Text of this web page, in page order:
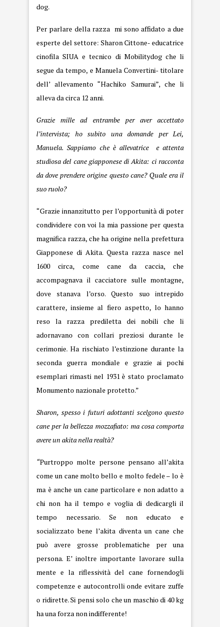
dog.
Per parlare della razza mi sono affidato a due
esperte del settore: Sharon Cittone- educatrice
cinofila SIUA e tecnico di Mobilitydog che li
segue da tempo, e Manuela Convertini- titolare
dell’ allevamento “Hachiko Samurai”, che li
alleva da circa 12 anni.
Grazie mille ad entrambe per aver accettato
l’intervista; ho subito una domande per Lei,
Manuela. Sappiamo che è allevatrice e attenta
studiosa del cane giapponese di Akita: ci racconta
da dove prendere origine questo cane? Quale era il
suo ruolo?
“Grazie innanzitutto per l’opportunità di poter
condividere con voi la mia passione per questa
magnifica razza, che ha origine nella prefettura
Giapponese di Akita. Questa razza nasce nel
1600 circa, come cane da caccia, che
accompagnava il cacciatore sulle montagne,
dove stanava l’orso. Questo suo intrepido
carattere, insieme al fiero aspetto, lo hanno
reso la razza prediletta dei nobili che li
adornavano con collari preziosi durante le
cerimonie. Ha rischiato l’estinzione durante la
seconda guerra mondiale e grazie ai pochi
esemplari rimasti nel 1931 è stato proclamato
Monumento nazionale protetto.”
Sharon, spesso i futuri adottanti scelgono questo
cane per la bellezza mozzafiato: ma cosa comporta
avere un akita nella realtà?
“Purtroppo molte persone pensano all’akita
come un cane molto bello e molto fedele – lo è
ma è anche un cane particolare e non adatto a
chi non ha il tempo e voglia di dedicargli il
tempo necessario. Se non educato e
socializzato bene l’akita diventa un cane che
può avere grosse problematiche per una
persona. E’ inoltre importante lavorare sulla
mente e la riflessività del cane fornendogli
competenze e autocontrolli onde evitare zuffe
o ridirette. Si pensi solo che un maschio di 40 kg
ha una forza non indifferente!